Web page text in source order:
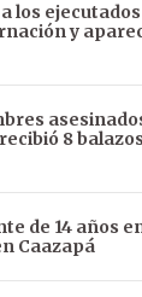
los
y
8
de 14 años
Caazapá